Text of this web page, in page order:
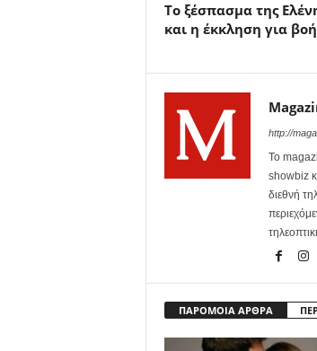
Το ξέσπασμα της
και η έκκληση για
http://
Το
showbiz
διεθνή
ΠΑΡΟΜΟΙΑ ΑΡΘΡΑ